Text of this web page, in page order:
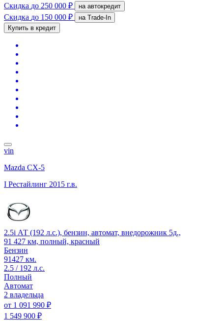
Скидка до 250 000 ₽ на автокредит
Скидка до 150 000 ₽
на Trade-In
Купить в кредит
vin
Mazda CX-5
I Рестайлинг 2015 г.в.
2.5i АТ (192 л.с.), бензин, автомат, внедорожник 5д.,
91 427 км, полный, красный
Бензин
91427 км.
2.5 / 192 л.с.
Полный
Автомат
2 владельца
от 1 091 990 ₽
1 549 900 ₽